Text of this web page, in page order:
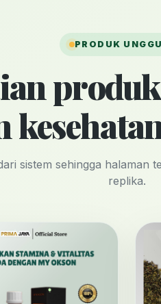
PRODUK
sistem sehingga halaman
replika.